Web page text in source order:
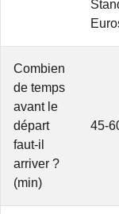
Combien
de temps
avant le
départ
faut-il
arriver ?
(min)
45-